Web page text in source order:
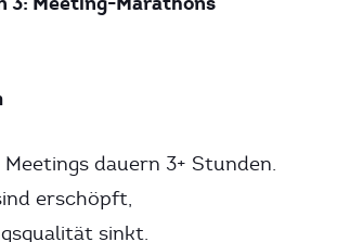
dauern 3+ Stunden.
erschöpft,
sinkt.